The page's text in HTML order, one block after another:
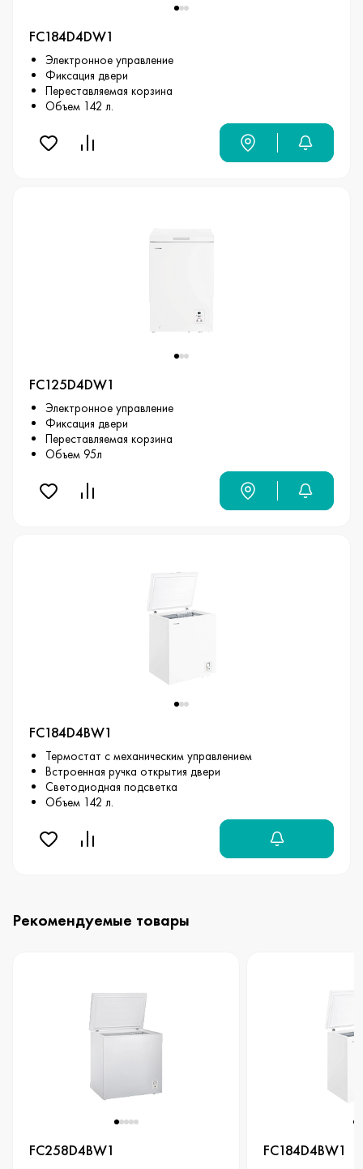
FC184D4DW1
Электронное управление
Фиксация двери
Переставляемая корзина
Объем 142 л.
FC125D4DW1
Электронное управление
Фиксация двери
Переставляемая корзина
Объем 95л
FC184D4BW1
Термостат с механическим управлением
Встроенная ручка открытия двери
Светодиодная подсветка
Объем 142 л.
Рекомендуемые товары
FC258D4BW1 FC184D4BW1